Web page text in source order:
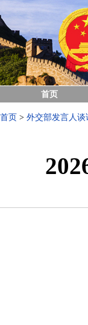
首页
首页 > 外交部发言人谈